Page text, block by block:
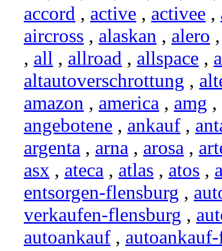
accord , active , activee ,
aircross , alaskan , alero
, all , allroad , allspace ,
altautoverschrottung ,
amazon , america , amg ,
angebotene , ankauf ,
argenta , arna , arosa ,
asx , ateca , atlas , atos ,
entsorgen-flensburg ,
verkaufen-flensburg ,
autoankauf ,